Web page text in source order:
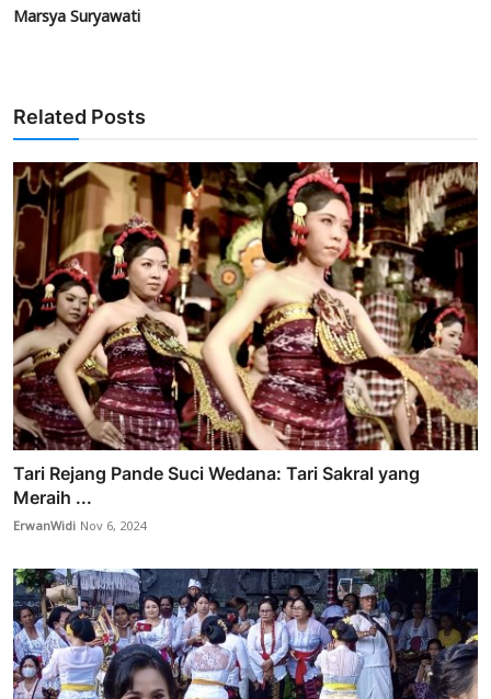
Marsya Suryawati
Related Posts
Tari Rejang Pande Suci Wedana: Tari Sakral yang
Meraih ...
ErwanWidi Nov 6, 2024